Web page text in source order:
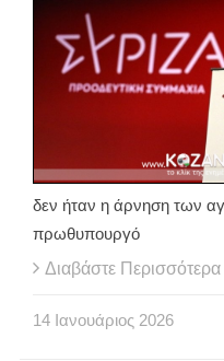
δεν ήταν η άρνηση των
πρωθυπουργό
Διαβάστε Περισσότερα
14 Ιανουάριος 2026